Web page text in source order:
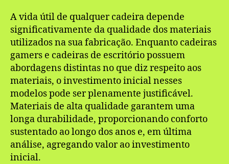
A vida útil de qualquer cadeira depende
significativamente da qualidade dos materiais
utilizados na sua fabricação. Enquanto cadeiras
gamers e cadeiras de escritório possuem
abordagens distintas no que diz respeito aos
materiais, o investimento inicial nesses
modelos pode ser plenamente justificável.
Materiais de alta qualidade garantem uma
longa durabilidade, proporcionando conforto
sustentado ao longo dos anos e, em última
análise, agregando valor ao investimento
inicial.